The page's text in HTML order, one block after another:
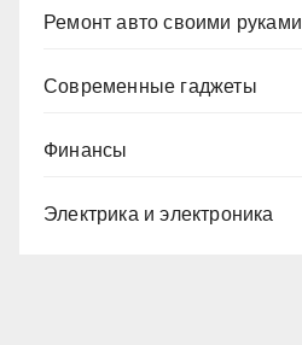
Ремонт авто своими руками
Современные гаджеты
Финансы
Электрика и электроника